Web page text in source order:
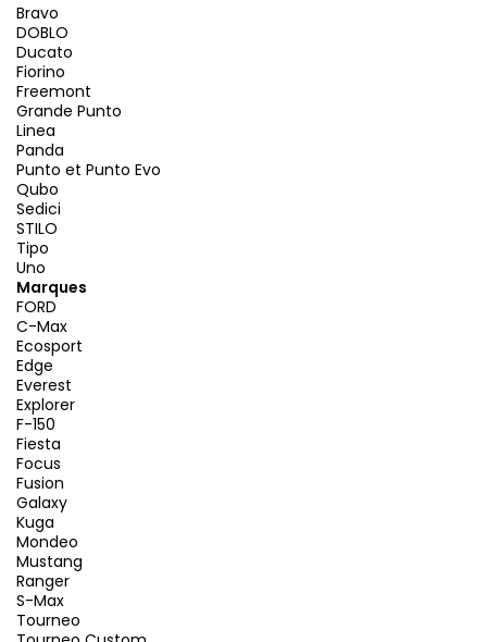
Bravo
DOBLO
Ducato
Fiorino
Freemont
Grande Punto
Linea
Panda
Punto et Punto Evo
Qubo
Sedici
STILO
Tipo
Uno
Marques
FORD
C-Max
Ecosport
Edge
Everest
Explorer
F-150
Fiesta
Focus
Fusion
Galaxy
Kuga
Mondeo
Mustang
Ranger
S-Max
Tourneo